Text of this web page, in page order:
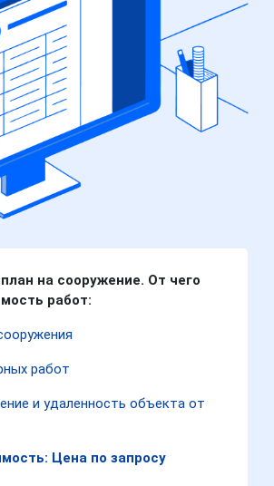
на сооружение. От чего
работ:
работ
и удаленность объекта от
Цена по запросу